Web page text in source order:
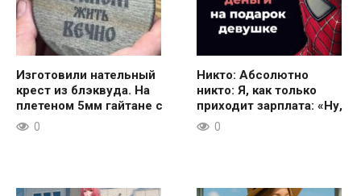
Изготовили нательный
крест из блэквуда. На
плетеном 5мм гайтане с
0
Никто: Абсолютно
никто: Я, как только
приходит зарплата: «Ну,
0